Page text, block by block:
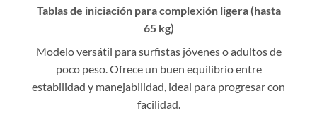
Tablas de iniciación para complexión ligera (hasta
65 kg)
Modelo versátil para surfistas jóvenes o adultos de
poco peso. Ofrece un buen equilibrio entre
estabilidad y manejabilidad, ideal para progresar con
facilidad.